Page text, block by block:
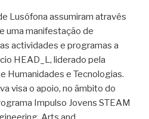
Lusófona assumiram através
uma manifestação de
actividades e programas a
HEAD_L, liderado pela
Humanidades e Tecnologias.
visa o apoio, no ãmbito do
Impulso Jovens STEAM